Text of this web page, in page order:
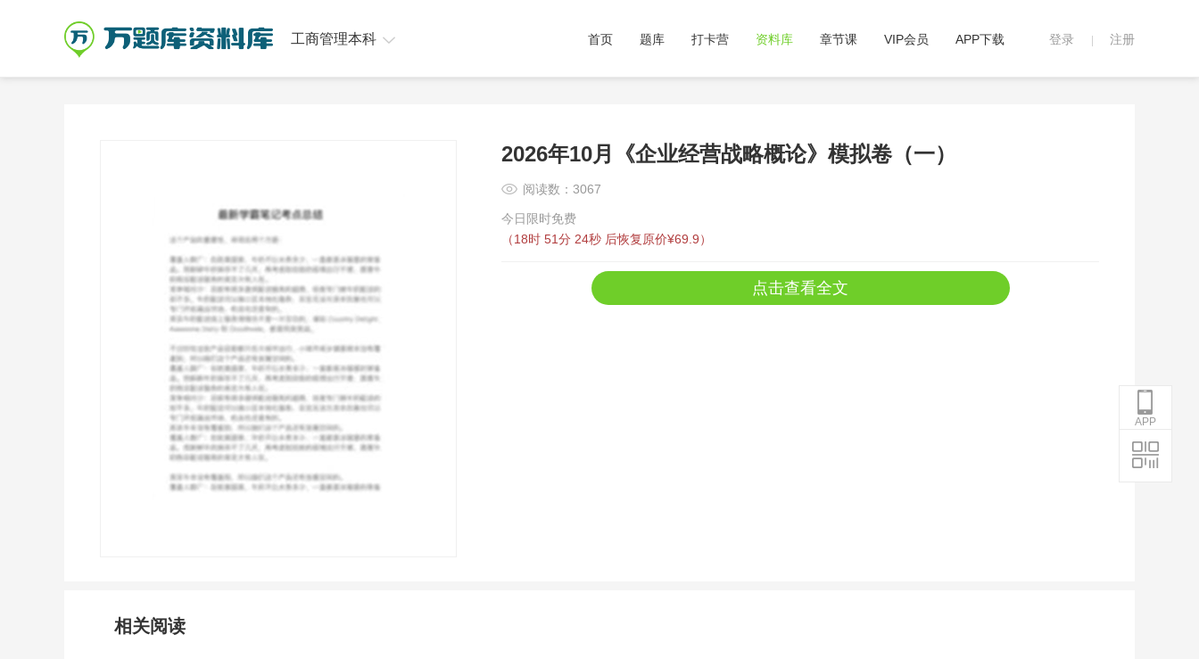
登录 注册
首页 题库 打卡营 资料库 章节课 VIP会员 APP下载
工商管理本科
2026年10月《企业经营战略概论》模拟卷（一）
阅读数：3067
今日限时免费
（18时 51分 24秒 后恢复原价¥69.9）
点击查看全文
相关阅读
APP